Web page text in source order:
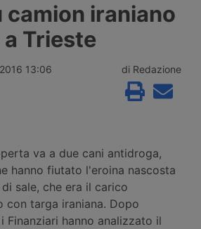
ha pubblicato
133 imprese monoveicolari
incentivi da 15mila euro per
dal mercato, nell’ambito
camion iraniano
Trieste
13:06 di Redazione
va a due cani antidroga,
hanno fiutato l'eroina nascosta
sale, che era il carico
con targa iraniana. Dopo
Finanziari hanno analizzato il